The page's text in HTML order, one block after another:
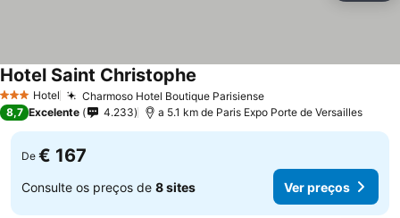
3 EstrelasHotel Charmoso Hotel Boutique Parisiense
Hotel Saint Christophe
8,7 Excelente 4.233 a 5.1 km de Paris Expo Porte de Versailles
De € 167
Consulte os preços de 8 sites Ver preços